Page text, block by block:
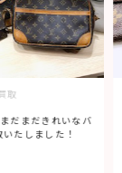
取
い込んだ小物4点
した！